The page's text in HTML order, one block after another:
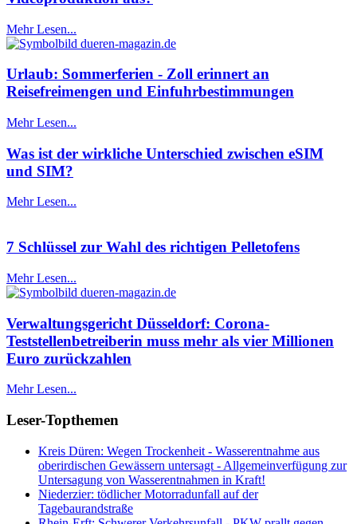
Mehr Lesen...
Urlaub: Sommerferien - Zoll erinnert an
Reisefreimengen und Einfuhrbestimmungen
Mehr Lesen...
Was ist der wirkliche Unterschied zwischen eSIM
und SIM?
Mehr Lesen...
7 Schlüssel zur Wahl des richtigen Pelletofens
Mehr Lesen...
Verwaltungsgericht Düsseldorf: Corona-
Teststellenbetreiberin muss mehr als vier Millionen
Euro zurückzahlen
Mehr Lesen...
Leser-Topthemen
Kreis Düren: Wegen Trockenheit - Wasserentnahme aus
oberirdischen Gewässern untersagt - Allgemeinverfügung zur
Untersagung von Wasserentnahmen in Kraft!
Niederzier: tödlicher Motorradunfall auf der
Tagebaurandstraße